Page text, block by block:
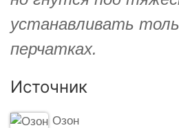
устанавливать
перчатках.
Источник
Озон